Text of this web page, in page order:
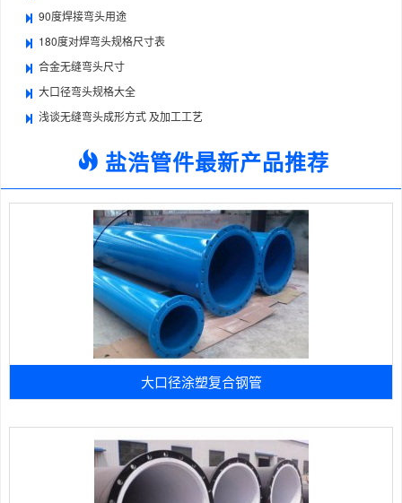
90度焊接弯头用途
180度对焊弯头规格尺寸表
合金无缝弯头尺寸
大口径弯头规格大全
浅谈无缝弯头成形方式 及加工工艺
盐浩管件最新产品推荐
大口径涂塑复合钢管